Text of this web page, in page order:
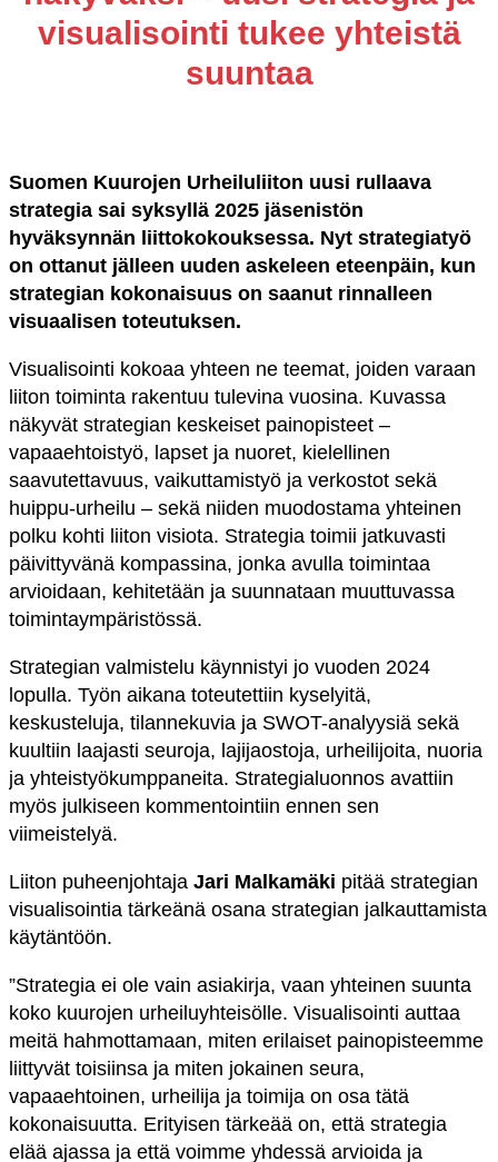
visualisointi tukee yhteistä
suuntaa
Suomen Kuurojen Urheiluliiton uusi rullaava
strategia sai syksyllä 2025 jäsenistön
hyväksynnän liittokokouksessa. Nyt strategiatyö
on ottanut jälleen uuden askeleen eteenpäin, kun
strategian kokonaisuus on saanut rinnalleen
visuaalisen toteutuksen.
Visualisointi kokoaa yhteen ne teemat, joiden varaan
liiton toiminta rakentuu tulevina vuosina. Kuvassa
näkyvät strategian keskeiset painopisteet –
vapaaehtoistyö, lapset ja nuoret, kielellinen
saavutettavuus, vaikuttamistyö ja verkostot sekä
huippu-urheilu – sekä niiden muodostama yhteinen
polku kohti liiton visiota. Strategia toimii jatkuvasti
päivittyvänä kompassina, jonka avulla toimintaa
arvioidaan, kehitetään ja suunnataan muuttuvassa
toimintaympäristössä.
Strategian valmistelu käynnistyi jo vuoden 2024
lopulla. Työn aikana toteutettiin kyselyitä,
keskusteluja, tilannekuvia ja SWOT-analyysiä sekä
kuultiin laajasti seuroja, lajijaostoja, urheilijoita, nuoria
ja yhteistyökumppaneita. Strategialuonnos avattiin
myös julkiseen kommentointiin ennen sen
viimeistelyä.
Liiton puheenjohtaja Jari Malkamäki pitää strategian
visualisointia tärkeänä osana strategian jalkauttamista
käytäntöön.
”Strategia ei ole vain asiakirja, vaan yhteinen suunta
koko kuurojen urheiluyhteisölle. Visualisointi auttaa
meitä hahmottamaan, miten erilaiset painopisteemme
liittyvät toisiinsa ja miten jokainen seura,
vapaaehtoinen, urheilija ja toimija on osa tätä
kokonaisuutta. Erityisen tärkeää on, että strategia
elää ajassa ja että voimme yhdessä arvioida ja